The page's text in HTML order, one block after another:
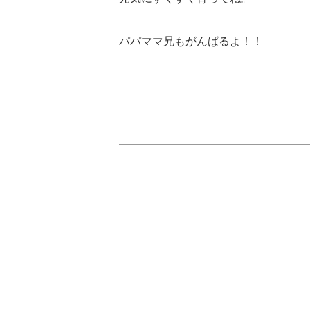
パパママ兄もがんばるよ！！